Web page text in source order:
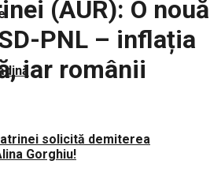
(AUR): O nouă
PNL – inflația
iar românii